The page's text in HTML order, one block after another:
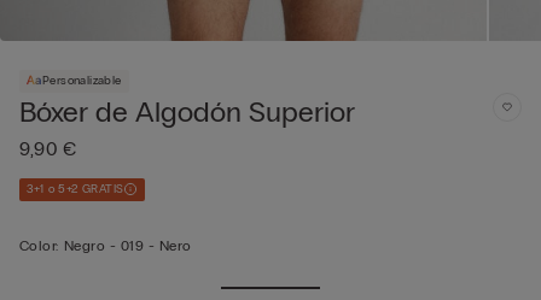
Personalizable
Bóxer de Algodón Superior
9,90 €
3+1 o 5+2 GRATIS
Color: Negro - 019 - Nero